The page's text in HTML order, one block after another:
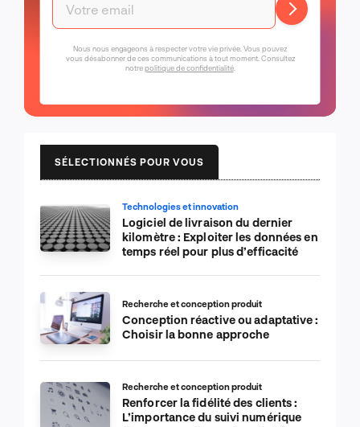
Nous nous engageons à respecter votre vie privée. Vous pouvez
vous désabonner de ces communications à tout moment. Consultez
notrepolitique de confidentialité.
SÉLECTIONNÉS POUR VOUS
Technologies et innovation
Logiciel de livraison du dernier
kilomètre : Exploiter les données en
temps réel pour plus d’efficacité
Recherche et conception produit
Conception réactive ou adaptative :
Choisir la bonne approche
Recherche et conception produit
Renforcer la fidélité des clients :
L’importance du suivi numérique